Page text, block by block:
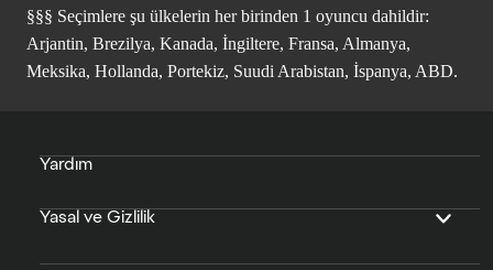
§§§ Seçimlere şu ülkelerin her birinden 1 oyuncu dahildir:
Arjantin, Brezilya, Kanada, İngiltere, Fransa, Almanya,
Meksika, Hollanda, Portekiz, Suudi Arabistan, İspanya, ABD.
Yardım
Yasal ve Gizlilik